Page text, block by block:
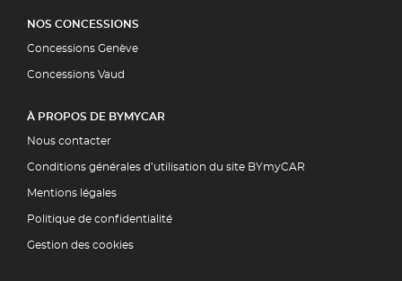
NOS CONCESSIONS
Concessions Genève
Concessions Vaud
À PROPOS DE BYMYCAR
Nous contacter
Conditions générales d’utilisation du site BYmyCAR
Mentions légales
Politique de confidentialité
Gestion des cookies